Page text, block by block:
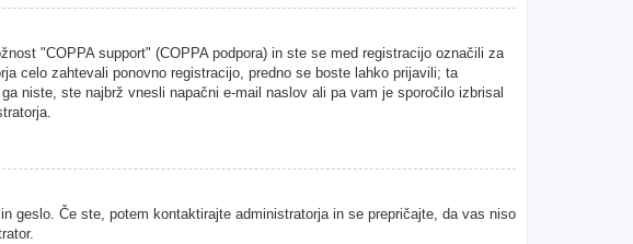
"COPPA support" (COPPA podpora) in ste se med registracijo označili za
celo zahtevali ponovno registracijo, predno se boste lahko prijavili; ta
niste, ste najbrž vnesli napačni e-mail naslov ali pa vam je sporočilo izbrisal
geslo. Če ste, potem kontaktirajte administratorja in se prepričajte, da vas niso